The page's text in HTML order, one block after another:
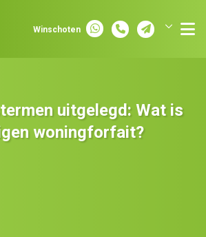
Winschoten
uitgelegd: Wat is
woningforfait?